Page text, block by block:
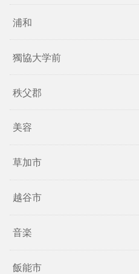
浦和
獨協大学前
秩父郡
美容
草加市
越谷市
音楽
飯能市